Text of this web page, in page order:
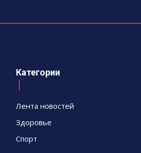
Категории
Лента новостей
Здоровье
Спорт